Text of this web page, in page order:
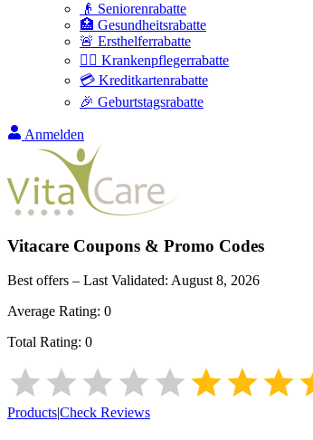
👴 Seniorenrabatte
🏥 Gesundheitsrabatte
🚨 Ersthelferrabatte
👩‍⚕️ Krankenpflegerrabatte
💳 Kreditkartenrabatte
🎉 Geburtstagsrabatte
Anmelden
Vitacare Coupons & Promo Codes
Best offers – Last Validated: August 8, 2026
Average Rating: 0
Total Rating: 0
Products|Check Reviews